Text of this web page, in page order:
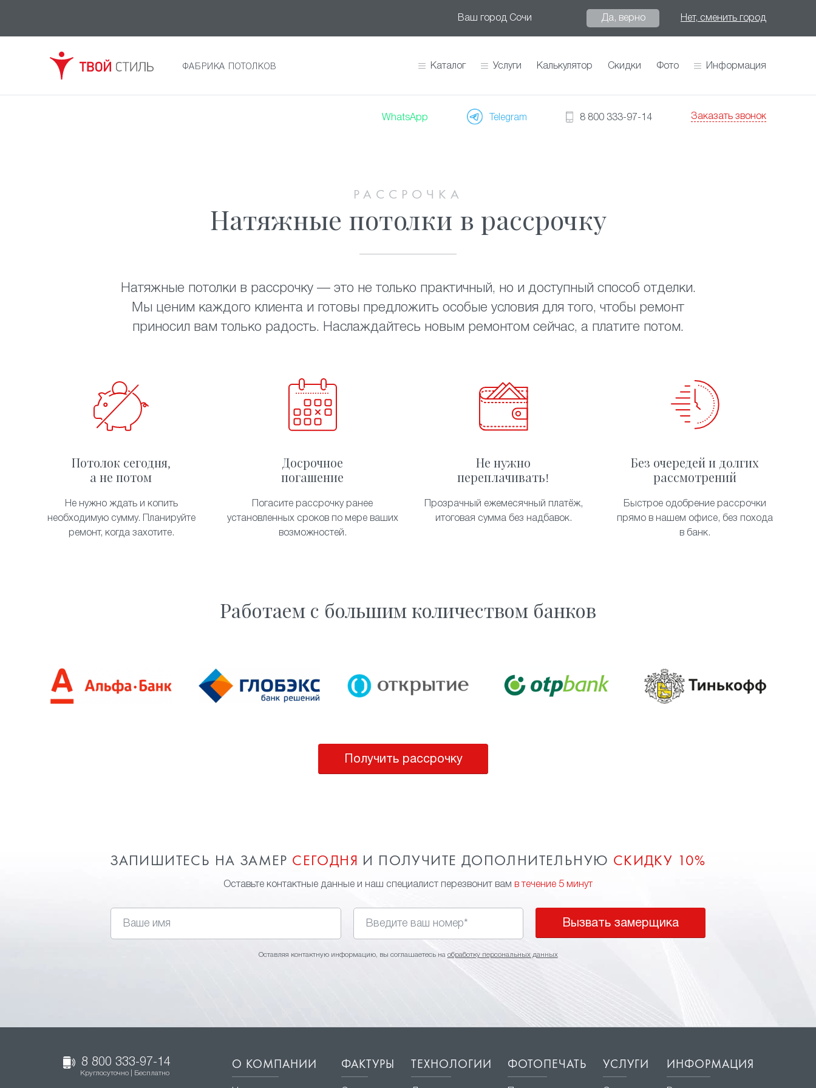
Ваш город Сочи Да, верно Нет, сменить город
ФАБРИКА ПОТОЛКОВ Каталог Услуги Калькулятор Скидки Фото Информация
WhatsApp Telegram 8 800 333-97-14 Заказать звонок
РАССРОЧКА
Натяжные потолки в рассрочку
Натяжные потолки в рассрочку — это не только практичный, но и доступный способ отделки.
Мы ценим каждого клиента и готовы предложить особые условия для того, чтобы ремонт
приносил вам только радость. Наслаждайтесь новым ремонтом сейчас, а платите потом.
Потолок сегодня,
а не потом
Не нужно ждать и копить
необходимую сумму. Планируйте
ремонт, когда захотите.
Досрочное
погашение
Погасите рассрочку ранее
установленных сроков по мере ваших
возможностей.
Не нужно
переплачивать!
Прозрачный ежемесячный платёж,
итоговая сумма без надбавок.
Без очередей и долгих
рассмотрений
Быстрое одобрение рассрочки
прямо в нашем офисе, без похода
в банк.
Работаем с большим количеством банков
Получить рассрочку
ЗАПИШИТЕСЬ НА ЗАМЕР СЕГОДНЯ И ПОЛУЧИТЕ ДОПОЛНИТЕЛЬНУЮ СКИДКУ 10%
Оставьте контактные данные и наш специалист перезвонит вам в течение 5 минут
Вызвать замерщика
Оставляя контактную информацию, вы соглашаетесь на обработку персональных данных
8 800 333-97-14
Круглосуточно | Бесплатно
О КОМПАНИИ ФАКТУРЫ ТЕХНОЛОГИИ ФОТОПЕЧАТЬ УСЛУГИ ИНФОРМАЦИЯ